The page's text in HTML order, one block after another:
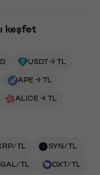
keşfet
USDT → TL
APE → TL
ALICE → TL
TL SYN/TL
GAL/TL OXT/TL